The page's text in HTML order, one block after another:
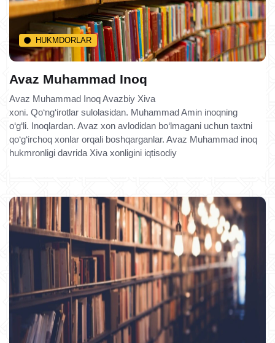
HUKMDORLAR
Avaz Muhammad Inoq
Avaz Muhammad Inoq Avazbiy Xiva
xoni. Qo‘ng‘irotlar sulolasidan. Muhammad Amin inoqning
o‘g‘li. Inoqlardan. Avaz xon avlodidan bo‘lmagani uchun taxtni
qo‘g‘irchoq xonlar orqali boshqarganlar. Avaz Muhammad inoq
hukmronligi davrida Xiva xonligini iqtisodiy